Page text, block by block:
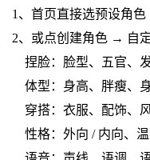
1、首页直接选预设角色
2、或点创建角色 → 自
捏脸：脸型、五官、
体型：身高、胖瘦、
穿搭：衣服、配饰、
性格：外向 / 内向、